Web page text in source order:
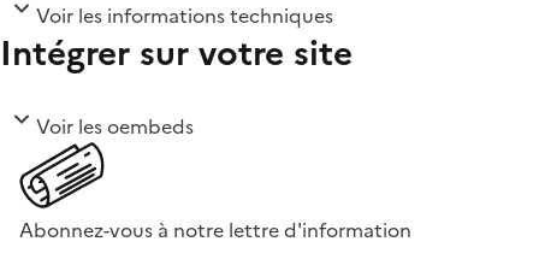
Voir les informations techniques
Intégrer sur votre site
Voir les oembeds
Abonnez-vous à notre lettre d'information